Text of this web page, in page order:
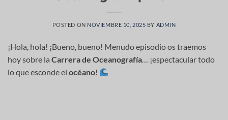
POSTED ON NOVIEMBRE 10, 2025 BY ADMIN
¡Hola, hola! ¡Bueno, bueno! Menudo episodio os traemos
hoy sobre la Carrera de Oceanografía … ¡espectacular todo
lo que esconde el océano!